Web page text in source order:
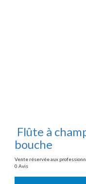
Flûte à
bouche
Vente réservée aux
0 Avis